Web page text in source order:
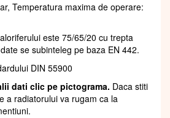
Temperatura maxima de operare:
este 75/65/20 cu trepta
se subinteleg pe baza EN 442.
DIN 55900
dati clic pe pictograma. Daca stiti
a radiatorului va rugam ca la